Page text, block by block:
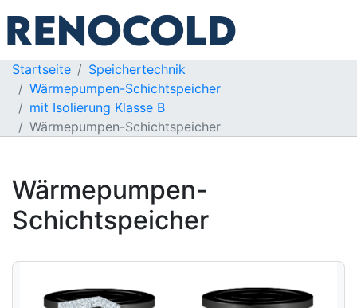
Startseite
Speichertechnik
Wärmepumpen-Schichtspeicher
mit Isolierung Klasse B
Wärmepumpen-Schichtspeicher
Wärmepumpen-
Schichtspeicher